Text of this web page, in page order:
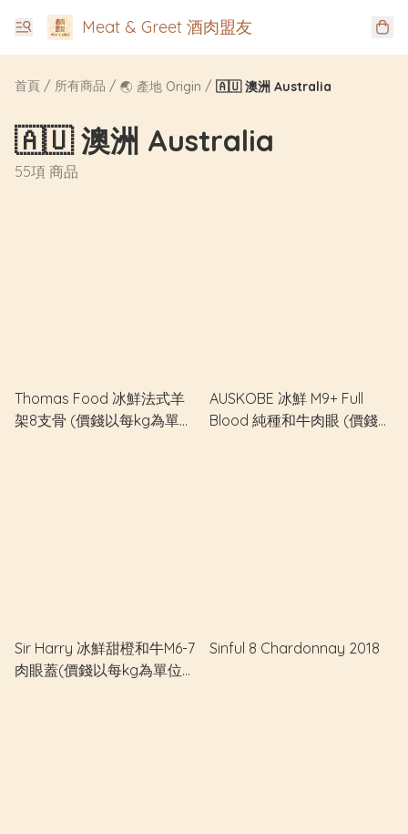
Meat & Greet 酒肉盟友
首頁 / 所有商品 / 🌏 產地 Origin / 🇦🇺 澳洲 Australia
🇦🇺 澳洲 Australia
55項 商品
Thomas Food 冰鮮法式羊
架8支骨 (價錢以每kg為單位
AUSKOBE 冰鮮 M9+ Full
Blood 純種和牛肉眼 (價錢以
Sir Harry 冰鮮甜橙和牛M6-7
肉眼蓋(價錢以每kg為單位計
Sinful 8 Chardonnay 2018